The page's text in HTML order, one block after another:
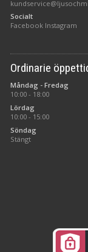
Socialt
Facebook Instagram
Ordinarie
Måndag - Fredag
10:00 - 18:00
Lördag
10:00 - 15:00
Söndag
Stängt